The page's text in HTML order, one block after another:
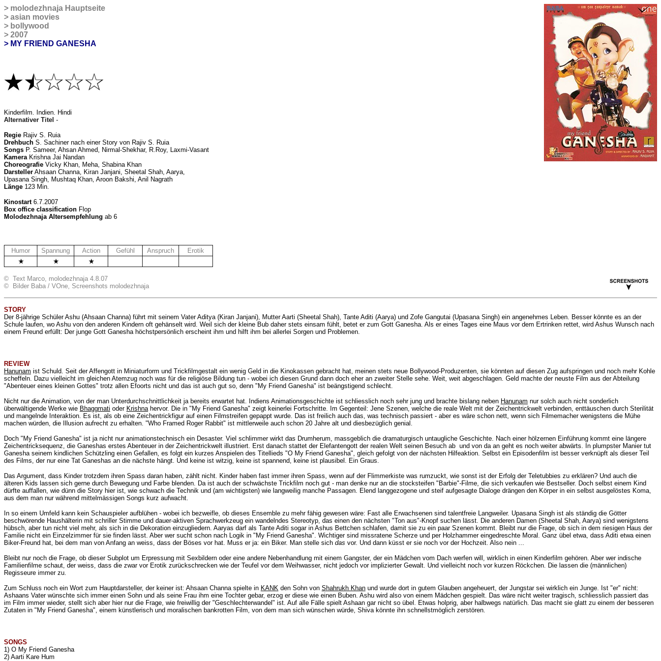
> molodezhnaja Hauptseite
> asian movies
> bollywood
> 2007
> MY FRIEND GANESHA
Kinderfilm. Indien. Hindi
Alternativer Titel -
Regie Rajiv S. Ruia
Drehbuch S. Sachiner nach einer Story von Rajiv S. Ruia
Songs P. Sameer, Ahsan Ahmed, Nirmal-Shekhar, R.Roy, Laxmi-Vasant
KameraKrishna Jai Nandan
Choreografie Vicky Khan, Meha, Shabina Khan
Darsteller Ahsaan Channa, Kiran Janjani, Sheetal Shah, Aarya,
Upasana Singh, Mushtaq Khan, Aroon Bakshi, Anil Nagrath
Länge 123 Min.
Kinostart6.7.2007
Box office classification Flop
Molodezhnaja Altersempfehlung ab 6
Humor Spannung Action Gefühl Anspruch
Erotik
© Text Marco, molodezhnaja 4.8.07
© Bilder Baba / VOne, Screenshots molodezhnaja
STORY
Der 8-jährige Schüler Ashu (Ahsaan Channa) führt mit seinem Vater Aditya (Kiran Janjani), Mutter Aarti (Sheetal Shah), Tante Aditi (Aarya) und Zofe Gangutai (Upasana Singh) ein angenehmes Leben. Besser könnte es an der
Schule laufen, wo Ashu von den anderen Kindern oft gehänselt wird. Weil sich der kleine Bub daher stets einsam fühlt, betet er zum Gott Ganesha. Als er eines Tages eine Maus vor dem Ertrinken rettet, wird Ashus Wunsch nach
einem Freund erfüllt: Der junge Gott Ganesha höchstpersönlich erscheint ihm und hilft ihm bei allerlei Sorgen und Problemen.
REVIEW
Hanunam ist Schuld. Seit der Affengott in Miniaturform und Trickfilmgestalt ein wenig Geld in die Kinokassen gebracht hat, meinen stets neue Bollywood-Produzenten, sie könnten auf diesen Zug aufspringen und noch mehr Kohle
scheffeln. Dazu vielleicht im gleichen Atemzug noch was für die religiöse Bildung tun - wobei ich diesen Grund dann doch eher an zweiter Stelle sehe. Weit, weit abgeschlagen. Geld machte der neuste Film aus der Abteilung
"Abenteuer eines kleinen Gottes" trotz allen Efoorts nicht und das ist auch gut so, denn "My Friend Ganesha" ist beängstigend schlecht.
Nicht nur die Animation, von der man Unterdurchschnittlichkeit ja bereits erwartet hat. Indiens Animationsgeschichte ist schliesslich noch sehr jung und brachte bislang neben Hanunam nur solch auch nicht sonderlich
überwältigende Werke wie Bhaggmati oder Krishnahervor. Die in "My Friend Ganesha" zeigt keinerlei Fortschritte. Im Gegenteil: Jene Szenen, welche die reale Welt mit der Zeichentrickwelt verbinden, enttäuschen durch Sterilität
und mangelnde Interaktion. Es ist, als ob eine Zeichentrickfigur auf einen Filmstreifen gepappt wurde. Das ist freilich auch das, was technisch passiert - aber es wäre schon nett, wenn sich Filmemacher wenigstens die Mühe
machen würden, die Illusion aufrecht zu erhalten. "Who Framed Roger Rabbit" ist mittlerweile auch schon 20 Jahre alt und diesbezüglich genial.
Doch "My Friend Ganesha" ist ja nicht nur animationstechnisch ein Desaster. Viel schlimmer wirkt das Drumherum, massgeblich die dramaturgisch untaugliche Geschichte. Nach einer hölzernen Einführung kommt eine längere
Zeichentricksequenz, die Ganeshas erstes Abenteuer in der Zeichentrickwelt illustriert. Erst danach stattet der Elefantengott der realen Welt seinen Besuch ab und von da an geht es noch weiter abwärts. In plumpster Manier tut
Ganesha seinem kindlichen Schützling einen Gefallen, es folgt ein kurzes Anspielen des Titellieds "O My Friend Ganesha", gleich gefolgt von der nächsten Hilfeaktion. Selbst ein Episodenfilm ist besser verknüpft als dieser Teil
des Films, der nur eine Tat Ganeshas an die nächste hängt. Und keine ist witzig, keine ist spannend, keine ist plausibel. Ein Graus.
Das Argument, dass Kinder trotzdem ihren Spass daran haben, zählt nicht. Kinder haben fast immer ihren Spass, wenn auf der Flimmerkiste was rumzuckt, wie sonst ist der Erfolg der Teletubbies zu erklären? Und auch die
älteren Kids lassen sich gerne durch Bewegung und Farbe blenden. Da ist auch der schwächste Trickfilm noch gut - man denke nur an die stocksteifen "Barbie"-Filme, die sich verkaufen wie Bestseller. Doch selbst einem Kind
dürfte auffallen, wie dünn die Story hier ist, wie schwach die Technik und (am wichtigsten) wie langweilig manche Passagen. Elend langgezogene und steif aufgesagte Dialoge drängen den Körper in ein selbst ausgelöstes Koma,
aus dem man nur während mittelmässigen Songs kurz aufwacht.
In so einem Umfeld kann kein Schauspieler aufblühen - wobei ich bezweifle, ob dieses Ensemble zu mehr fähig gewesen wäre: Fast alle Erwachsenen sind talentfreie Langweiler. Upasana Singh ist als ständig die Götter
beschwörende Haushälterin mit schriller Stimme und dauer-aktiven Sprachwerkzeug ein wandelndes Stereotyp, das einen den nächsten "Ton aus"-Knopf suchen lässt. Die anderen Damen (Sheetal Shah, Aarya) sind wenigstens
hübsch, aber tun nicht viel mehr, als sich in die Dekoration einzugliedern. Aaryas darf als Tante Aditi sogar in Ashus Bettchen schlafen, damit sie zu ein paar Szenen kommt. Bleibt nur die Frage, ob sich in dem riesigen Haus der
Familie nicht ein Einzelzimmer für sie finden lässt. Aber wer sucht schon nach Logik in "My Friend Ganesha". Wichtiger sind missratene Scherze und per Holzhammer eingedreschte Moral. Ganz übel etwa, dass Aditi etwa einen
Biker-Freund hat, bei dem man von Anfang an weiss, dass der Böses vor hat. Muss er ja: ein Biker. Man stelle sich das vor. Und dann küsst er sie noch vor der Hochzeit. Also nein ...
Bleibt nur noch die Frage, ob dieser Subplot um Erpressung mit Sexbildern oder eine andere Nebenhandlung mit einem Gangster, der ein Mädchen vom Dach werfen will, wirklich in einen Kinderfilm gehören. Aber wer indische
Familienfilme schaut, der weiss, dass die zwar vor Erotik zurückschrecken wie der Teufel vor dem Weihwasser, nicht jedoch vor implizierter Gewalt. Und vielleicht noch vor kurzen Röckchen. Die lassen die (männlichen)
Regisseure immer zu.
Zum Schluss noch ein Wort zum Hauptdarsteller, der keiner ist: Ahsaan Channa spielte in KANK den Sohn von Shahrukh Khan und wurde dort in gutem Glauben angeheuert, der Jungstar sei wirklich ein Junge. Ist "er" nicht:
Ashaans Vater wünschte sich immer einen Sohn und als seine Frau ihm eine Tochter gebar, erzog er diese wie einen Buben. Ashu wird also von einem Mädchen gespielt. Das wäre nicht weiter tragisch, schliesslich passiert das
im Film immer wieder, stellt sich aber hier nur die Frage, wie freiwillig der "Geschlechterwandel" ist. Auf alle Fälle spielt Ashaan gar nicht so übel. Etwas holprig, aber halbwegs natürlich. Das macht sie glatt zu einem der besseren
Zutaten in "My Friend Ganesha", einem künstlerisch und moralischen bankrotten Film, von dem man sich wünschen würde, Shiva könnte ihn schnellstmöglich zerstören.
SONGS
1) O My Friend Ganesha
2) Aarti Kare Hum